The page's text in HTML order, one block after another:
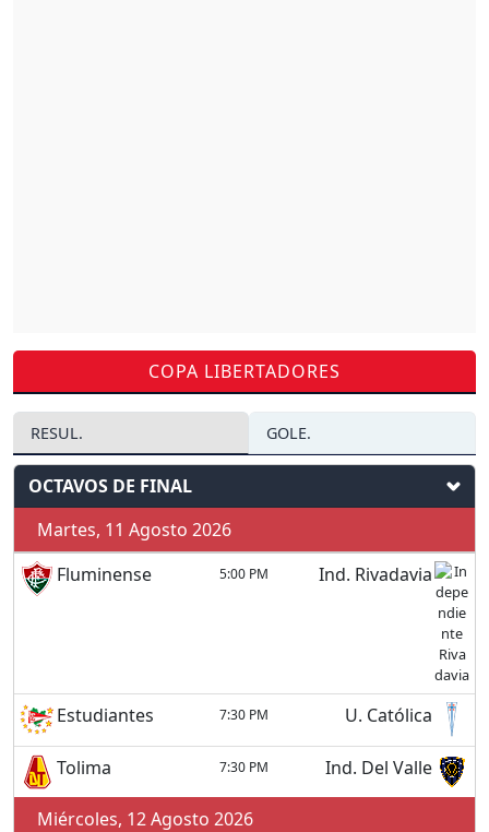
COPA LIBERTADORES
RESUL. GOLE.
OCTAVOS DE FINAL
Martes, 11 Agosto 2026
Fluminense
5:00 PM Ind. Rivadavia
Estudiantes 7:30 PM U. Católica
Tolima 7:30 PM Ind. Del Valle
Miércoles, 12 Agosto 2026